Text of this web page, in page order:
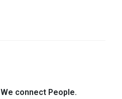
We connect People.